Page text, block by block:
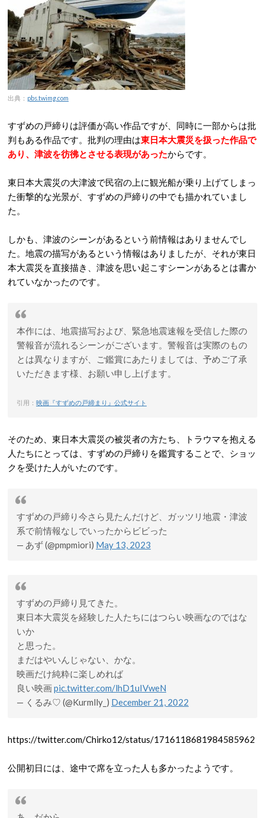
出典： pbs.twimg.com
すずめの戸締りは評価が高い作品ですが、同時に一部からは批
判もある作品です。批判の理由は東日本大震災を扱った作品で
あり、津波を彷彿とさせる表現があったからです。
東日本大震災の大津波で民宿の上に観光船が乗り上げてしまっ
た衝撃的な光景が、すずめの戸締りの中でも描かれていまし
た。
しかも、津波のシーンがあるという前情報はありませんでし
た。地震の描写があるという情報はありましたが、それが東日
本大震災を直接描き、津波を思い起こすシーンがあるとは書か
れていなかったのです。
本作には、地震描写および、緊急地震速報を受信した際の
警報音が流れるシーンがございます。警報音は実際のもの
とは異なりますが、ご鑑賞にあたりましては、予めご了承
いただきます様、お願い申し上げます。
引用： 映画『すずめの戸締まり』公式サイト
そのため、東日本大震災の被災者の方たち、トラウマを抱える
人たちにとっては、すずめの戸締りを鑑賞することで、ショッ
クを受けた人がいたのです。
すずめの戸締り今さら見たんだけど、ガッツリ地震・津波
系で前情報なしでいったからビビった
— あず (@pmpmiori) May 13, 2023
すずめの戸締り見てきた。
東日本大震災を経験した人たちにはつらい映画なのではな
いか
と思った。
まだはやいんじゃない、かな。
映画だけ純粋に楽しめれば
良い映画pic.twitter.com/lhD1uIVweN
— くるみ♡ (@Kurmlly_) December 21, 2022
https://twitter.com/Chirko12/status/1716118681984585962
公開初日には、途中で席を立った人も多かったようです。